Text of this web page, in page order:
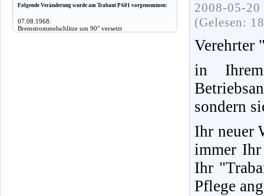
Folgende Veränderung wurde am Trabant P 601 vorgenommen:
07.08.1968:
Bremstrommelschlitze um 90° versetzt
2008-05-
(Gelesen:
Verehrter
in
sondern
Ihr neuer
immer Ihr
Ihr
Pflege